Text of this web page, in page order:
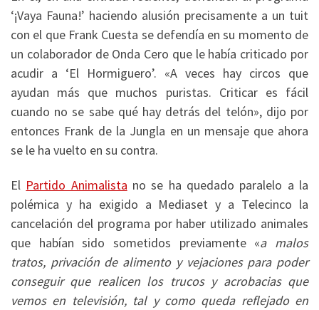
‘¡Vaya Fauna!’ haciendo alusión precisamente a un tuit
con el que Frank Cuesta se defendía en su momento de
un colaborador de Onda Cero que le había criticado por
acudir a ‘El Hormiguero’. «A veces hay circos que
ayudan más que muchos puristas. Criticar es fácil
cuando no se sabe qué hay detrás del telón», dijo por
entonces Frank de la Jungla en un mensaje que ahora
se le ha vuelto en su contra.
El Partido Animalista no se ha quedado paralelo a la
polémica y ha exigido a Mediaset y a Telecinco la
cancelación del programa por haber utilizado animales
que habían sido sometidos previamente «a malos
tratos, privación de alimento y vejaciones para poder
conseguir que realicen los trucos y acrobacias que
vemos en televisión, tal y como queda reflejado en